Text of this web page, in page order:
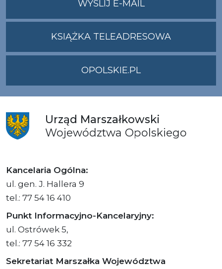
WYŚLIJ E-MAILNA
ADRES
KSIĄŻKA TELEADRESOWA
OPOLSKIE.PL
Urząd Marszałkowski
Województwa Opolskiego
Kancelaria Ogólna:
ul. gen. J. Hallera 9
tel.: 77 54 16 410
Punkt Informacyjno-Kancelaryjny:
ul. Ostrówek 5,
tel.: 77 54 16 332
Sekretariat Marszałka Województwa